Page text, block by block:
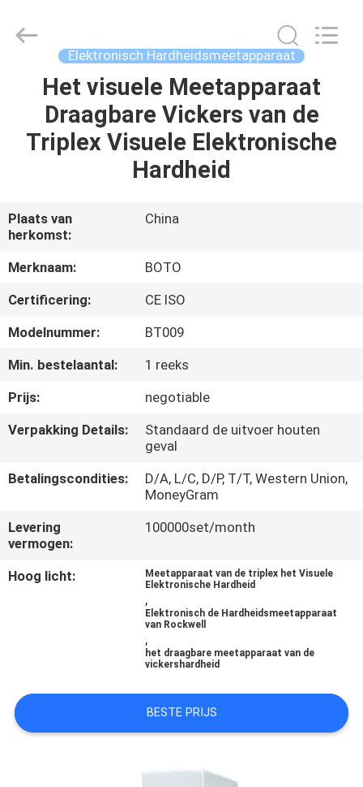
HUIS
PRODUCTEN
ONS
FABRIEKSREIS
KWALITEITSCONTROLE
CONTACTEER
ONS
OM EEN
SITEMAP
PRIVACYBELEID
Rights
Elektronisch Hardheidsmeetapparaat
Het visuele Meetapparaat
Draagbare Vickers van de
Triplex Visuele Elektronische
Hardheid
Plaats van
herkomst:
China
Merknaam:
BOTO
Certificering:
CE ISO
Modelnummer:
BT009
Min. bestelaantal:
1 reeks
Prijs:
negotiable
Verpakking Details:
Standaard de uitvoer houten
geval
Betalingscondities:
D/A, L/C, D/P, T/T, Western Union,
MoneyGram
Levering
vermogen:
100000set/month
Hoog licht:
Meetapparaat van de triplex het Visuele
Elektronische Hardheid
,
Elektronisch de Hardheidsmeetapparaat
van Rockwell
,
het draagbare meetapparaat van de
vickershardheid
BESTE PRIJS